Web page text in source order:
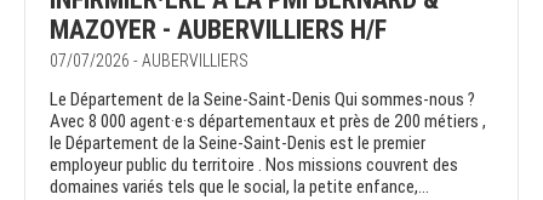
MAZOYER - AUBERVILLIERS H/F
07/07/2026 - AUBERVILLIERS
Le Département de la Seine-Saint-Denis Qui sommes-nous ?
Avec 8 000 agent·e·s départementaux et près de 200 métiers ,
le Département de la Seine-Saint-Denis est le premier
employeur public du territoire . Nos missions couvrent des
domaines variés tels que le social, la petite enfance,...